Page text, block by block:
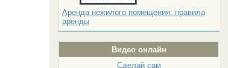
Аренда нежилого помещения: правила
аренды
Видео онлайн
Сделай сам